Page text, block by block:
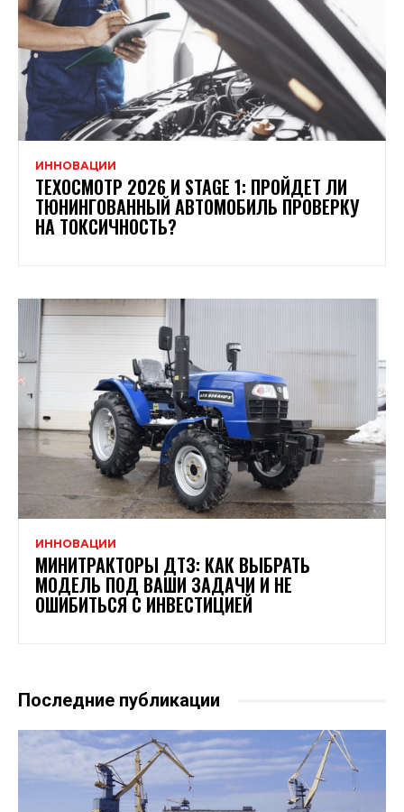
ИННОВАЦИИ
ТЕХОСМОТР 2026 И STAGE 1: ПРОЙДЕТ ЛИ
ТЮНИНГОВАННЫЙ АВТОМОБИЛЬ ПРОВЕРКУ
НА ТОКСИЧНОСТЬ?
ИННОВАЦИИ
МИНИТРАКТОРЫ ДТЗ: КАК ВЫБРАТЬ
МОДЕЛЬ ПОД ВАШИ ЗАДАЧИ И НЕ
ОШИБИТЬСЯ С ИНВЕСТИЦИЕЙ
Последние публикации